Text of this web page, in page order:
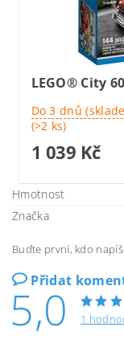
LEGO® City
Do 3 dnů
(>2 ks)
1 039 Kč
Hmotnost
Značka
Buďte první, kdo
Přidat
5,0 1